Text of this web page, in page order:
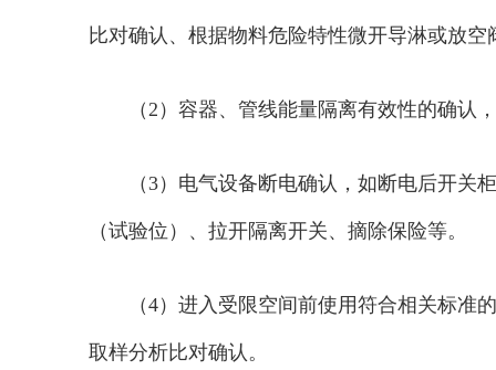
比对确认、根据物料危险特性微开导淋或放空
（2）容器、管线能量隔离有效性的确
（3）电气设备断电确认，如断电后开
（试验位）、拉开隔离开关、摘除保险等。
（4）进入受限空间前使用符合相关标
取样分析比对确认。